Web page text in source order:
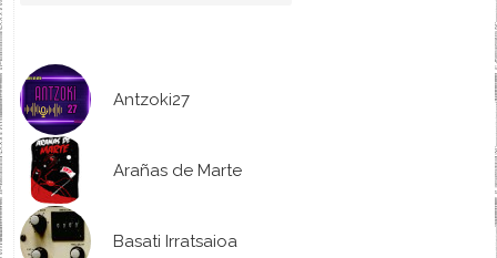
Antzoki27
Arañas de Marte
Basati Irratsaioa